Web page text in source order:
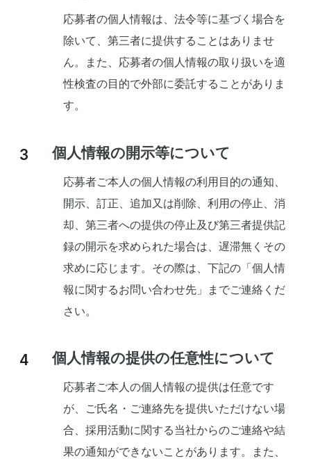
応募者の個人情報は、法令等に基づく場合を
除いて、第三者に提供することはありませ
ん。また、応募者の個人情報の取り扱いを適
性検査の目的で外部に委託することがありま
す。
個人情報の開示等について
応募者ご本人の個人情報の利用目的の通知、
開示、訂正、追加又は削除、利用の停止、消
却、第三者への提供の停止及び第三者提供記
録の開示を求められた場合は、遅滞無くその
求めに応じます。その際は、下記の「個人情
報に関するお問い合わせ先」までご連絡くだ
さい。
個人情報の提供の任意性について
応募者ご本人の個人情報の提供は任意です
が、ご氏名・ご連絡先を提供いただけない場
合、採用活動に関する当社からのご連絡や結
果の通知ができないことがあります。また、